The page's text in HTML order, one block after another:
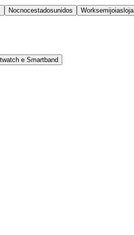
Nocnocestadosunidos Worksemijoiasloja
e Smartband